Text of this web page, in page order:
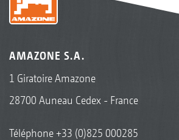
AMAZONE S.A.
1 Giratoire Amazone
28700 Auneau Cedex - France
Téléphone+33 (0)825 000285